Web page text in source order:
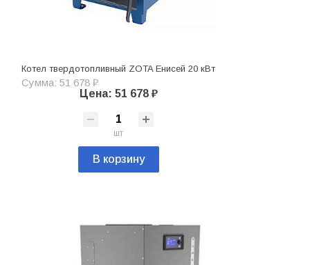
Котел твердотопливный ZOTA Енисей 20 кВт
Сумма: 51 678 ₽
Цена: 51 678 ₽
шт
В корзину